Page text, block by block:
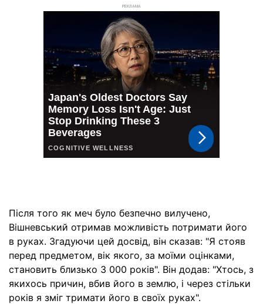
РЕКЛАМА
Після того як меч було безпечно вилучено,
Вішневський отримав можливість потримати його
в руках. Згадуючи цей досвід, він сказав: "Я стояв
перед предметом, вік якого, за моїми оцінками,
становить близько 3 000 років". Він додав: "Хтось, з
якихось причин, вбив його в землю, і через стільки
років я зміг тримати його в своїх руках".